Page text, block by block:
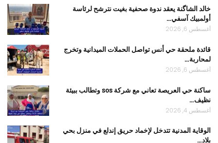
خالد الشاگنة يعقد ندوة صحفية بغيت نترشح لرئاسة
أولمبيك آسفي…
أغسطس 6, 2026
قائدة ملحقة حي أنس تواصل الحملات الميدانية وتخرج
لمحاربة…
أغسطس 6, 2026
ساكنة حي العريصة تعاني مع شركة sos وتطالب ببيئة
نظيف…
أغسطس 4, 2026
الوقاية المدنية تتدخل لإخماد حريق إندلع في منزل بحي
بلاد…